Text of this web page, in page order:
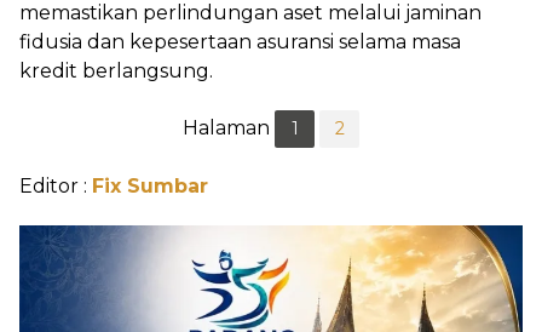
memastikan perlindungan aset melalui jaminan
fidusia dan kepesertaan asuransi selama masa
kredit berlangsung.
Halaman 1 2
Editor : Fix Sumbar